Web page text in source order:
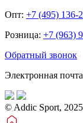
Опт: +7 (495) 136-
Розница: +7 (963)
Обратный звонок
Электронная
© Addic Sport, 2025